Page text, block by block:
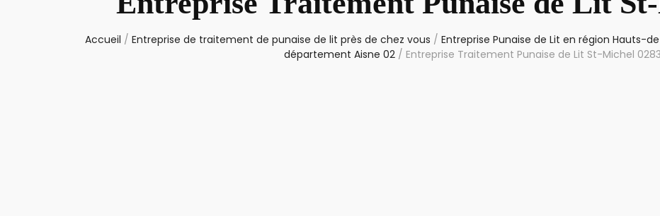
Accueil / Entreprise de traitement de punaise de lit près de chez vous / Entreprise Punaise de Lit en région Hauts-
département Aisne 02 / Entreprise Traitement Punaise de Lit St-Michel